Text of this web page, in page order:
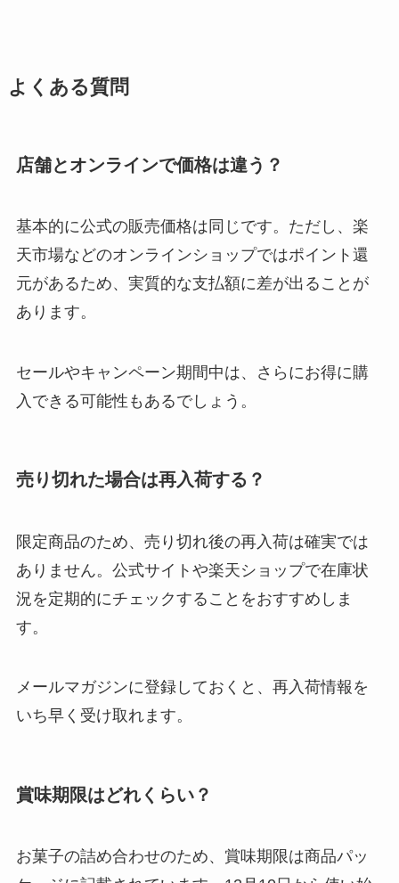
よくある質問
店舗とオンラインで価格は違う？
基本的に公式の販売価格は同じです。ただし、楽
天市場などのオンラインショップではポイント還
元があるため、実質的な支払額に差が出ることが
あります。
セールやキャンペーン期間中は、さらにお得に購
入できる可能性もあるでしょう。
売り切れた場合は再入荷する？
限定商品のため、売り切れ後の再入荷は確実では
ありません。公式サイトや楽天ショップで在庫状
況を定期的にチェックすることをおすすめしま
す。
メールマガジンに登録しておくと、再入荷情報を
いち早く受け取れます。
賞味期限はどれくらい？
お菓子の詰め合わせのため、賞味期限は商品パッ